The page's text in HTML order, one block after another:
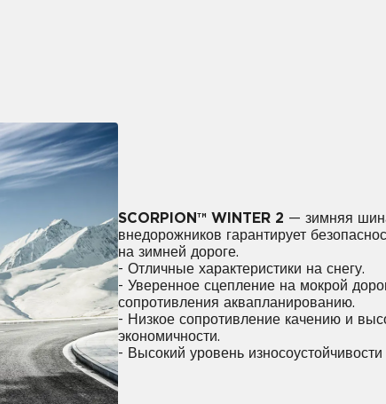
SCORPION™ WINTER 2 — зимняя
внедорожников гарантирует
на зимней дороге.
- Отличные характеристики на снегу.
- Уверенное сцепление на мокрой
сопротивления аквапланированию.
- Низкое сопротивление качению и
экономичности.
- Высокий уровень